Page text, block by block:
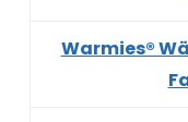
Warmies®